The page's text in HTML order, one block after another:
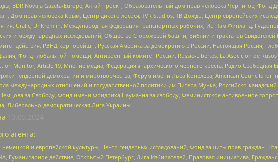
BDR Novaja Gazeta-Europe, Алтай проект, Образовательный дом прав человека Чернигов, Фонд
Дом прав человека Крым, Центр дикого лосося, TVR Studios, ТВ Дождь, Центр европейских
Uralic, UnKremlin, Международная федерация транспортных рабочих, ИстЧам Финланд,
и международных исследований, Общество Сторожевой башни, Библии и трактатов Свидетелей
действия, РЭНД корпорейшн, Русская Америка за демократию в России, Настоящая Россия,
Фонд глобальной помощи, Антивоенный комитет России, Russie-Libertes, La Asocicion de
Monitor, Article 19, Мнение медиа, Федерация анархического черного креста, Радио Свободная
гендерной демократии и миротворчества, Форум имени Льва Копелева, American Councils for
международных отношений и государственной политики им Питера Мунка, Российско-
за Свободу, Фонд имени Фридриха Науманна за свободу, Феминистское антивоенное
Либерально-демократическая Лига Украины
агента:
и европейской культуры, Центр гендерных исследований, Фонд защиты прав граждан
действие, Открытый Петербург, Лига Избирателей, Правовая инициатива,